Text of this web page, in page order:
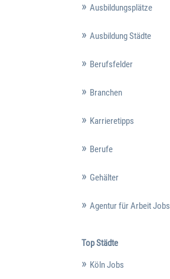
Ausbildungsplätze
Ausbildung Städte
Berufsfelder
Branchen
Karrieretipps
Berufe
Gehälter
Agentur für Arbeit Jobs
Top Städte
Köln Jobs